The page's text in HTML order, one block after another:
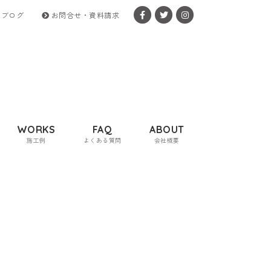
ブログ お問合せ・資料請求
WORKS
施工例
FAQ
よくある質問
ABOUT
会社概要